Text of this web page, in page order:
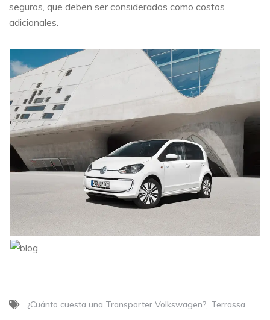
seguros, que deben ser considerados como costos
adicionales.
¿Cuánto cuesta una Transporter Volkswagen? Terrassa